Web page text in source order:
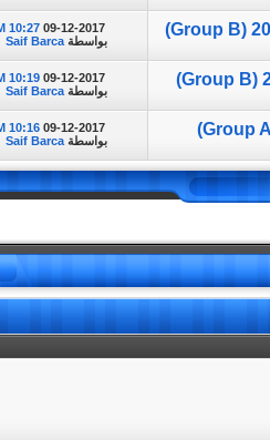
09-12-2017
10:27 PM
بواسطة Saif Barca
09-12-2017
10:19 PM
بواسطة Saif Barca
09-12-2017
10:16 PM
بواسطة Saif Barca